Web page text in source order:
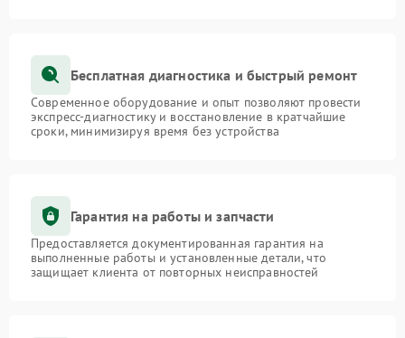
Бесплатная диагностика и быстрый ремонт
Современное оборудование и опыт позволяют провести
экспресс-диагностику и восстановление в кратчайшие
сроки, минимизируя время без устройства
Гарантия на работы и запчасти
Предоставляется документированная гарантия на
выполненные работы и установленные детали, что
защищает клиента от повторных неисправностей